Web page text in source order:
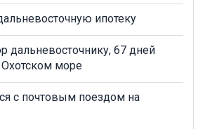
ипотеку
дальневосточнику, 67 дней
море
с почтовым поездом на